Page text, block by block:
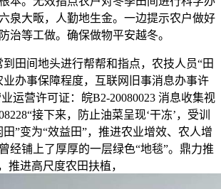
泉大畈，人勤地生金。一边提示农户做好
治等工做。确保做物平安越冬。
间地头进行帮帮和指点，农技人员“田
业办事保障程度，互联网旧事消息办事许
运营许可证：皖B2-20080023 消息收集视
接下来，防止油菜呈现‘干冻’，受训
”变为“效益田”，推进农业增效、农人增
经铺上了厚厚的一层绿色“地毯”。鼎力推
推进高尺度农田扶植，